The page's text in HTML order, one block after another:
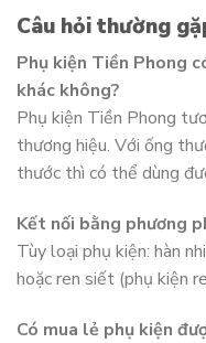
Câu hỏi thường
Phụ kiện Tiền Phong
khác không?
Phụ kiện Tiền Phong
thương hiệu. Với ống
thước thì có thể dùng
Kết nối bằng phương
Tùy loại phụ kiện: hàn
hoặc ren siết (phụ kiện
Có mua lẻ phụ kiện